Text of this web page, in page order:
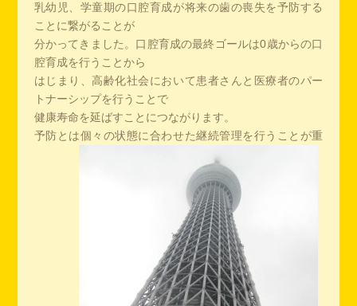
乳幼児、学童期の口腔育成が将来の歯の喪失を予防する
ことに繋がることが
分かってきました。口腔育成の最終ゴールは0歳からの口
腔育成を行うことから
はじまり、高齢化社会において患者さんと医療者のパー
トナーシップを行うことで
健康寿命を延ばすことにつながります。
予防とは個々の状態に合わせた継続管理を行うことが重